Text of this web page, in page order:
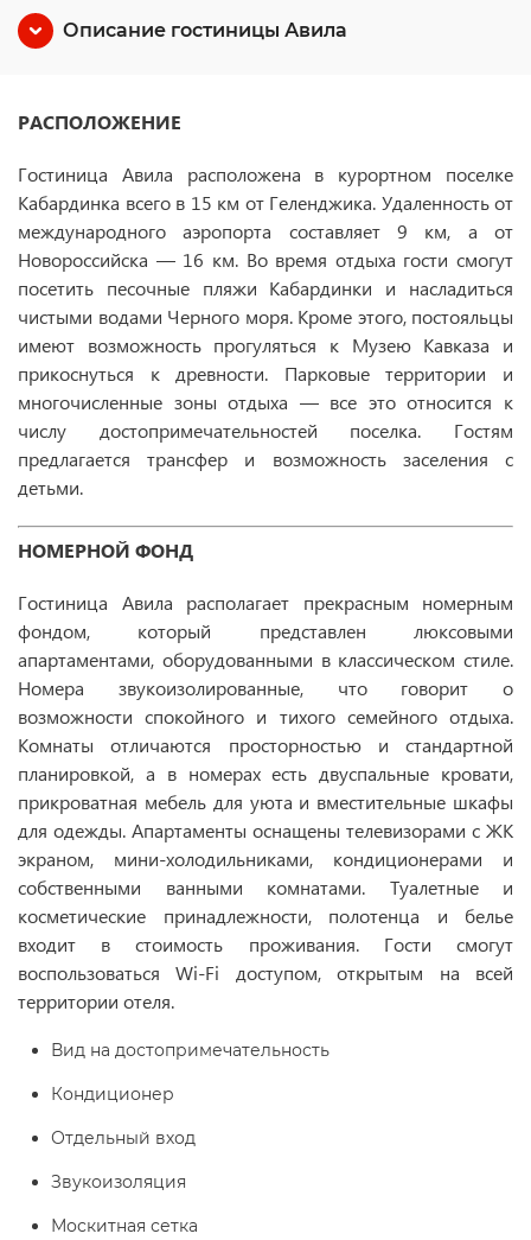
Описание гостиницы Авила
РАСПОЛОЖЕНИЕ
Гостиница Авила расположена в курортном поселке
Кабардинка всего в 15 км от Геленджика. Удаленность от
международного аэропорта составляет 9 км, а от
Новороссийска — 16 км. Во время отдыха гости смогут
посетить песочные пляжи Кабардинки и насладиться
чистыми водами Черного моря. Кроме этого, постояльцы
имеют возможность прогуляться к Музею Кавказа и
прикоснуться к древности. Парковые территории и
многочисленные зоны отдыха — все это относится к
числу достопримечательностей поселка. Гостям
предлагается трансфер и возможность заселения с
детьми.
НОМЕРНОЙ ФОНД
Гостиница Авила располагает прекрасным номерным
фондом, который представлен люксовыми
апартаментами, оборудованными в классическом стиле.
Номера звукоизолированные, что говорит о
возможности спокойного и тихого семейного отдыха.
Комнаты отличаются просторностью и стандартной
планировкой, а в номерах есть двуспальные кровати,
прикроватная мебель для уюта и вместительные шкафы
для одежды. Апартаменты оснащены телевизорами с ЖК
экраном, мини-холодильниками, кондиционерами и
собственными ванными комнатами. Туалетные и
косметические принадлежности, полотенца и белье
входит в стоимость проживания. Гости смогут
воспользоваться Wi-Fi доступом, открытым на всей
территории отеля.
Вид на достопримечательность
Кондиционер
Отдельный вход
Звукоизоляция
Москитная сетка